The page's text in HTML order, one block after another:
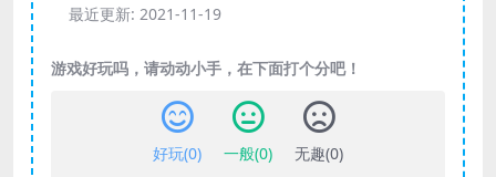
最近更新: 2021-11-19
游戏好玩吗，请动动小手，在下面打个分吧！
好玩(0) 一般(0) 无趣(0)